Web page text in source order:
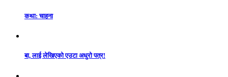
कथा: चाहना
बा, लाई लेखिएको एउटा अधुरो पत्र!